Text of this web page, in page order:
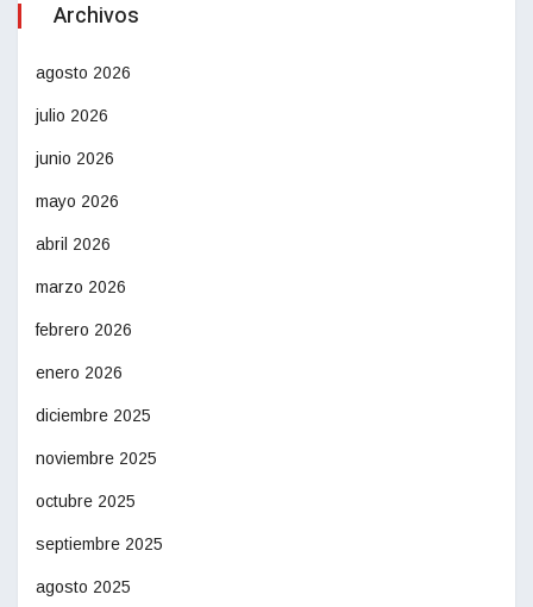
Archivos
agosto 2026
julio 2026
junio 2026
mayo 2026
abril 2026
marzo 2026
febrero 2026
enero 2026
diciembre 2025
noviembre 2025
octubre 2025
septiembre 2025
agosto 2025